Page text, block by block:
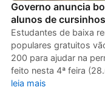
Governo anuncia
alunos de
Estudantes de baixa
populares gratuitos
200 para ajudar na
feito nesta 4ª feira
leia mais